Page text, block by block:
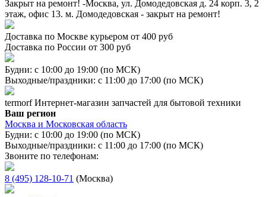
Закрыт на ремонт! -Москва, ул. Домодедовская д. 24 корп. 3, 2
этаж, офис 13. м. Домодедовская - закрыт на ремонт!
Доставка по Москве курьером от 400 руб
Доставка по России от 300 руб
Будни: с 10:00 до 19:00 (по МСК)
Выходные/праздники: с 11:00 до 17:00 (по МСК)
termorf Интернет-магазин запчастей для бытовой техники
Ваш регион
Москва и Московская область
Будни: с 10:00 до 19:00 (по МСК)
Выходные/праздники: с 11:00 до 17:00 (по МСК)
Звоните по телефонам:
8 (495) 128-10-71 (Москва)